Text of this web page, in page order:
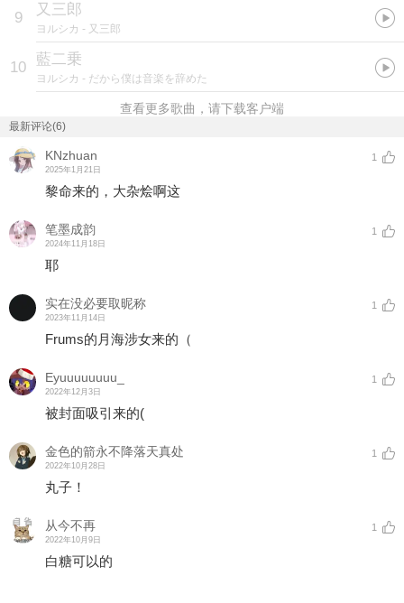
9 又三郎
ヨルシカ - 又三郎
10 藍二乗
ヨルシカ - だから僕は音楽を辞めた
查看更多歌曲，请下载客户端
最新评论(6)
KNzhuan
2025年1月21日
1
黎命来的，大杂烩啊这
笔墨成韵
2024年11月18日
1
耶
实在没必要取昵称
2023年11月14日
1
Frums的月海涉女来的（
Eyuuuuuuuu_
2022年12月3日
1
被封面吸引来的(
金色的箭永不降落天真处
2022年10月28日
1
丸子！
从今不再
2022年10月9日
1
白糖可以的